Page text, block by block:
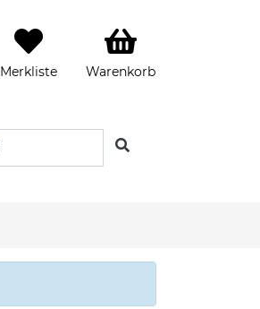
Merkliste Warenkorb
SUCHEN